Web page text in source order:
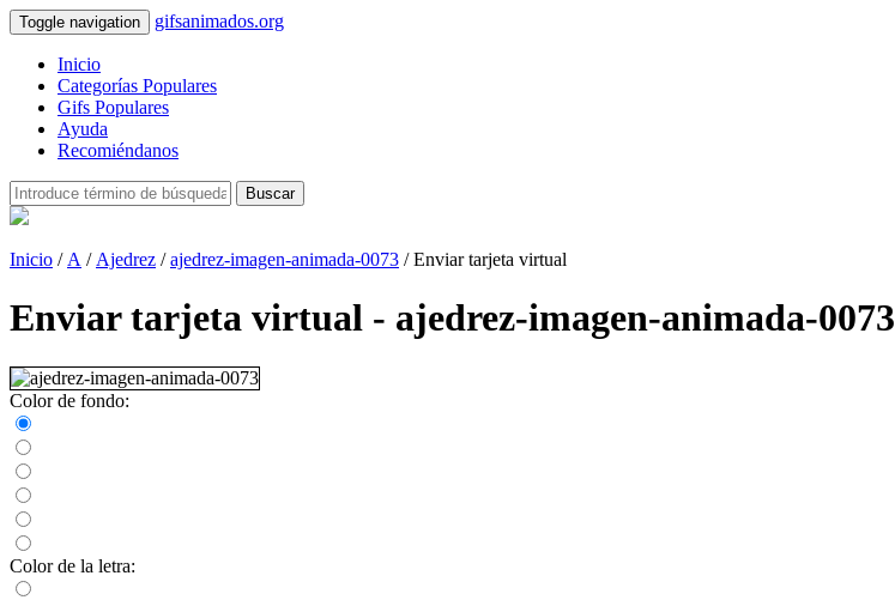
Toggle navigation gifsanimados.org
Inicio
Categorías Populares
Gifs Populares
Ayuda
Recomiéndanos
Buscar
Inicio / A / Ajedrez /ajedrez-imagen-animada-0073 / Enviar tarjeta virtual
Enviar tarjeta virtual - ajedrez-imagen-animada-0073
Color de fondo:
Color de la letra: